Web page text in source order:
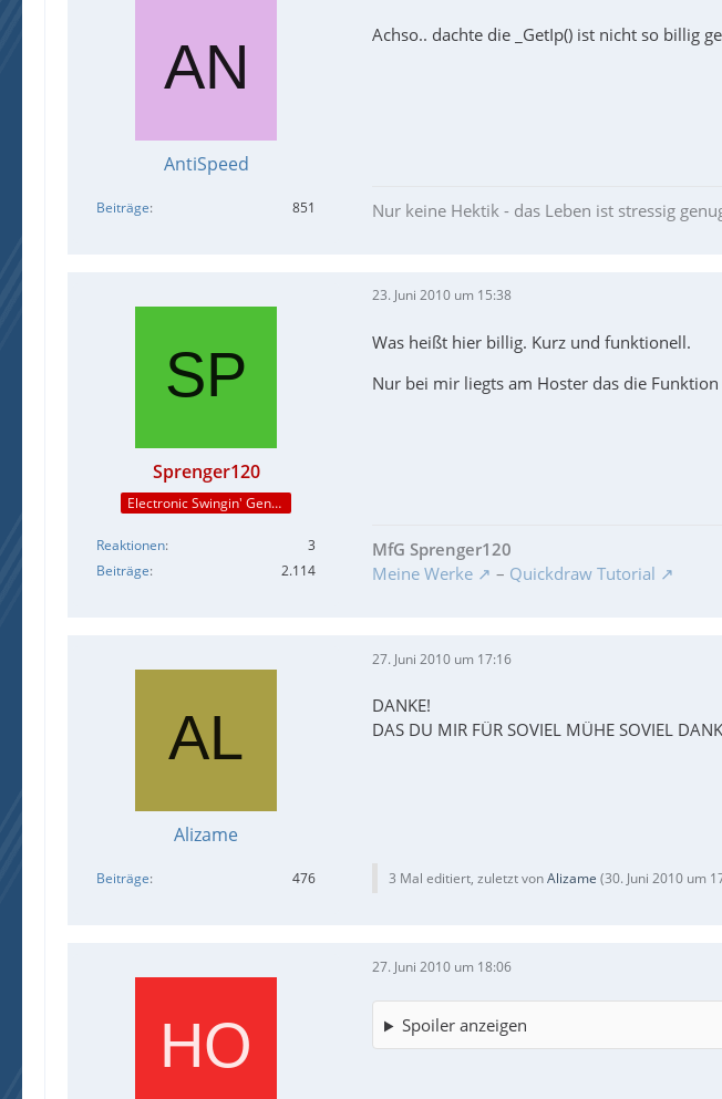
AntiSpeed
Beiträge 851
Achso.. dachte die _GetIp() ist nicht so billig
Nur keine Hektik - das Leben ist stressig
Sprenger120
Electronic Swingin' Gentleman
Reaktionen
3
Beiträge
2.114
23. Juni 2010 um 15:38
Was heißt hier billig. Kurz und funktionell.
Nur bei mir liegts am Hoster das die
MfG Sprenger120
Meine Werke
– Quickdraw Tutorial
Alizame
Beiträge 476
27. Juni 2010 um 17:16
DANKE!
DAS DU MIR FÜR SOVIEL MÜHE SOVIEL
3 Mal editiert, zuletzt vonAlizame (30. Juni 2010 um
27. Juni 2010 um 18:06
Spoiler anzeigen